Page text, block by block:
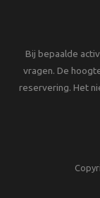
Bij bepaalde
vragen. De
reservering. Het